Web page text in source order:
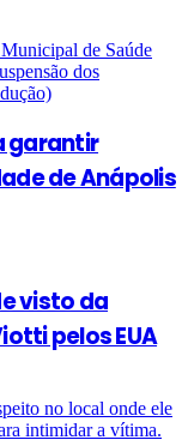
garantir
de Anápolis
visto da
pelos EUA